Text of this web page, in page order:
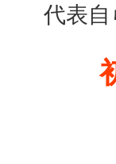
代表自